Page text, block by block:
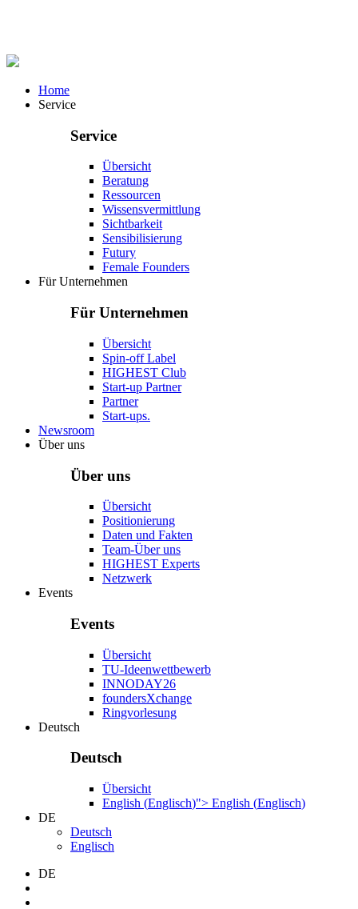
Home
Service
Service
Übersicht
Beratung
Ressourcen
Wissensvermittlung
Sichtbarkeit
Sensibilisierung
Futury
Female Founders
Für Unternehmen
Für Unternehmen
Übersicht
Spin-off Label
HIGHEST Club
Start-up Partner
Partner
Start-ups.
Newsroom
Über uns
Über uns
Übersicht
Positionierung
Daten und Fakten
Team-Über uns
HIGHEST Experts
Netzwerk
Events
Events
Übersicht
TU-Ideenwettbewerb
INNODAY26
foundersXchange
Ringvorlesung
Deutsch
Deutsch
Übersicht
English (Englisch)"> English (Englisch)
DE
Deutsch
Englisch
DE